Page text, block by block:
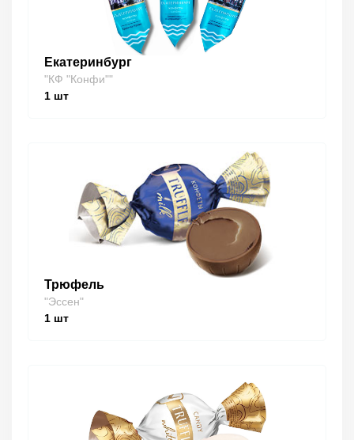
Екатеринбург
"КФ "Конфи""
1 шт
Трюфель
"Эссен"
1 шт